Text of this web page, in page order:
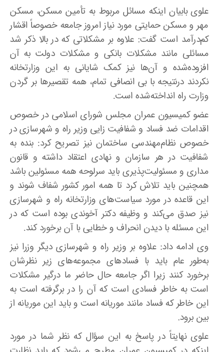
علوی بابیان اینکه مسائل مربوط به تأمین مسکن، مسکن
مهر و مسکن حمایتی مورد نیاز امروز جامعه خصوصاً اقشار
کم‌درآمد است گفت: علاوه بر مشکلاتی که در بالا ذکر شد
مسائلی مانند مشکلات بانکی و مشکلات دولت به آن
افزوده‌شده و آن‌ها نیز کمک شایانی به این وزارتخانه
نکردند درنتیجه با بی انصافی تمام، همه تقصیرها بر گردن
وزارت راه انداخته‌شده است.
عضو کمیسیون عمران مجلس شورای اسلامی در خصوص
اقدامات ضد فساد و شفافیت زایی وزیر راه و شهرسازی در
خصوص نظام‌مهندسی ساختمان نیز تصریح کرد: بنده به
شفافیت در هر سازمان و نهادی اعتقاد داشته و قانون
مداری و مسئولیت‌پذیری باید سرلوحه همه مسئولین باشد
همچنین باید تلاش کرد تا همه امور کشور شفاف شوند و
این قاعده در مورد سیاست‌های وزارتخانه راه و شهرسازی
نیز صدق می‌کند و وظیفه دکتر آخوندی بوده است که در
این مسئله با دیدن انحراف و خطایی با آن برخورد کند.
وی ادامه داد: علاوه بر وزیر راه و شهرسازی دیگر وزرا نیز
به‌طور عام باید با فسادهای مجموعه‌های زیر نظرشان
برخورد کنند زیرا اگر جامعه حال حاضر ما درگیر مشکلات
است به خاطر فسادی است که آن را در برگرفته است به
این خاطر که فساد مانند موریانه است و باید این موریانه از
بین برود.
علوی نهایتاً در پاسخ به این سؤال که نظر شما در مورد